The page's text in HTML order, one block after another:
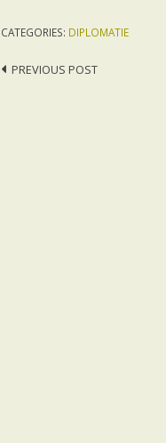
CATEGORIES: DIPLOMATIE
Post
PREVIOUS POST